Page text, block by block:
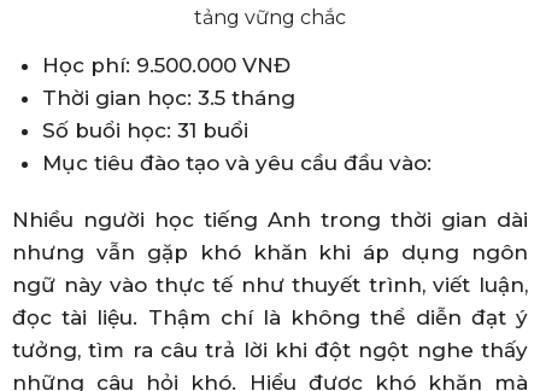
tảng vững chắc
Học phí: 9.500.000 VNĐ
Thời gian học: 3.5 tháng
Số buổi học: 31 buổi
Mục tiêu đào tạo và yêu cầu đầu vào:
Nhiều người học tiếng Anh trong thời gian dài
nhưng vẫn gặp khó khăn khi áp dụng ngôn
ngữ này vào thực tế như thuyết trình, viết luận,
đọc tài liệu. Thậm chí là không thể diễn đạt ý
tưởng, tìm ra câu trả lời khi đột ngột nghe thấy
những câu hỏi khó. Hiểu được khó khăn mà